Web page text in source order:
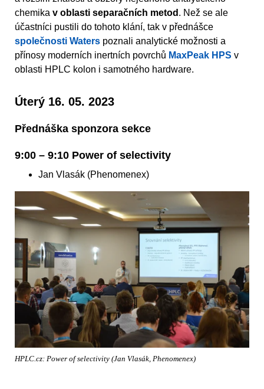
chemika v oblasti separačních metod . Než se ale
účastníci pustili do tohoto klání, tak v přednášce
společnosti Waters poznali analytické možnosti a
přínosy moderních inertních povrchů MaxPeak HPS v
oblasti HPLC kolon i samotného hardware.
Úterý 16. 05. 2023
Přednáška sponzora sekce
9:00 – 9:10 Power of selectivity
Jan Vlasák (Phenomenex)
HPLC.cz: Power of selectivity (Jan Vlasák, Phenomenex)